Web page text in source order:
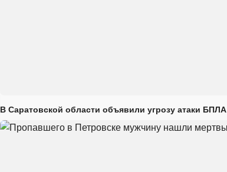
В Саратовской области объявили угрозу атаки БПЛА